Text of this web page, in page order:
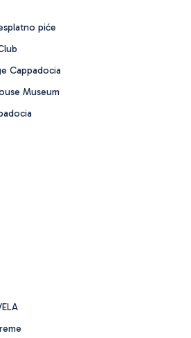
piće
Cappadocia
Museum